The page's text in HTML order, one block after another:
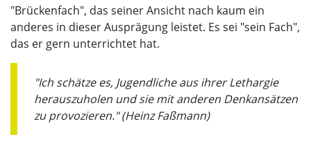
"Brückenfach", das seiner Ansicht nach kaum ein
anderes in dieser Ausprägung leistet. Es sei "sein Fach",
das er gern unterrichtet hat.
"Ich schätze es, Jugendliche aus ihrer Lethargie
herauszuholen und sie mit anderen Denkansätzen
zu provozieren." (Heinz Faßmann)